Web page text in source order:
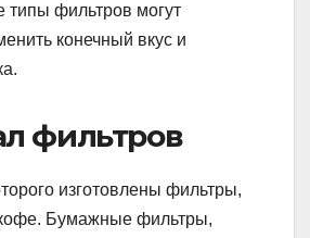
типы фильтров могут
конечный вкус и
фильтров
изготовлены фильтры,
кофе. Бумажные фильтры,